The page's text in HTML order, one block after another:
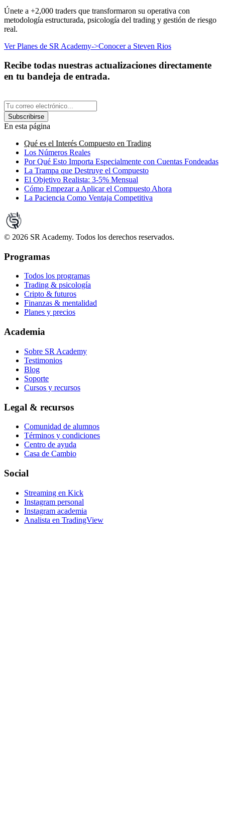
Únete a +2,000 traders que transformaron su operativa con
metodología estructurada, psicología del trading y gestión de riesgo
real.
Ver Planes de SR Academy->Conocer a Steven Rios
Recibe todas nuestras actualizaciones directamente
en tu bandeja de entrada.
Subscribirse
En esta página
Qué es el Interés Compuesto en Trading
Los Números Reales
Por Qué Esto Importa Especialmente con Cuentas Fondeadas
La Trampa que Destruye el Compuesto
El Objetivo Realista: 3-5% Mensual
Cómo Empezar a Aplicar el Compuesto Ahora
La Paciencia Como Ventaja Competitiva
© 2026 SR Academy. Todos los derechos reservados.
Programas
Todos los programas
Trading & psicología
Cripto & futuros
Finanzas & mentalidad
Planes y precios
Academia
Sobre SR Academy
Testimonios
Blog
Soporte
Cursos y recursos
Legal & recursos
Comunidad de alumnos
Términos y condiciones
Centro de ayuda
Casa de Cambio
Social
Streaming en Kick
Instagram personal
Instagram academia
Analista en TradingView